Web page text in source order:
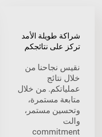
شراكة طويلة الأمد
تركز على نتائجكم
نقيس نجاحنا من
خلال نتائج
عملياتكم. من خلال
متابعة مستمرة،
وتحسين مستمر،
والت
commitment